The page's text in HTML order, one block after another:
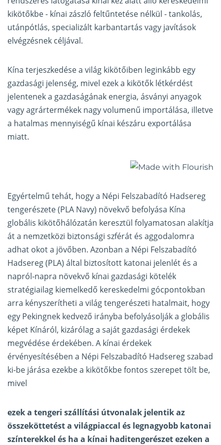
kikötőkbe - kínai zászló feltűntetése nélkül - tankolás,
utánpótlás, specializált karbantartás vagy javítások
elvégzésnek céljával.
Kína terjeszkedése a világ kikötőiben leginkább egy
gazdasági jelenség, mivel ezek a kikötők létkérdést
jelentenek a gazdaságának energia, ásványi anyagok
vagy agrártermékek nagy volumenű importálása, illetve
a hatalmas mennyiségű kínai készáru exportálása
miatt.
Egyértelmű tehát, hogy a Népi Felszabadító Hadsereg
tengerészete (PLA Navy) növekvő befolyása Kína
globális kikötőhálózatán keresztül folyamatosan alakítja
át a nemzetközi biztonsági szférát és aggodalomra
adhat okot a jövőben. Azonban a Népi Felszabadító
Hadsereg (PLA) által biztosított katonai jelenlét és a
napról-napra növekvő kínai gazdasági kötelék
stratégiailag kiemelkedő kereskedelmi gócpontokban
arra kényszerítheti a világ tengerészeti hatalmait, hogy
egy Pekingnek kedvező irányba befolyásolják a globális
képet Kínáról, kizárólag a saját gazdasági érdekek
megvédése érdekében. A kínai érdekek
érvényesítésében a Népi Felszabadító Hadsereg szabad
ki-be járása ezekbe a kikötőkbe fontos szerepet tölt be,
mivel
ezek a tengeri szállítási útvonalak jelentik az
összeköttetést a világpiaccal és legnagyobb katonai
színterekkel és ha a kínai haditengerészet ezeken a